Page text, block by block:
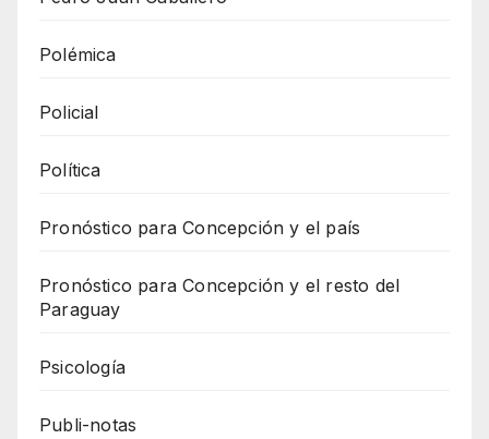
Polémica
Policial
Política
Pronóstico para Concepción y el país
Pronóstico para Concepción y el resto del
Paraguay
Psicología
Publi-notas